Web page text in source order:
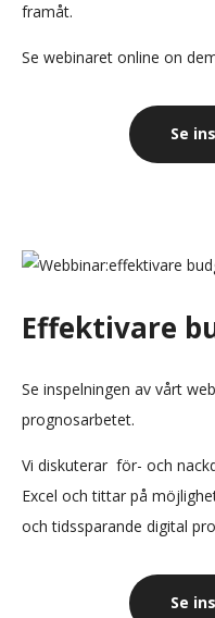
framåt.
Se webinaret online on
Se
Effektivare
Se inspelningen av vårt
prognosarbetet.
Vi diskuterar för- och
Excel och tittar på
och tidssparande digital
Se